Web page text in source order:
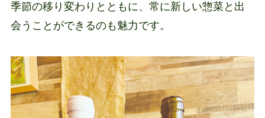
季節の移り変わりとともに、常に新しい惣菜と出
会うことができるのも魅力です。